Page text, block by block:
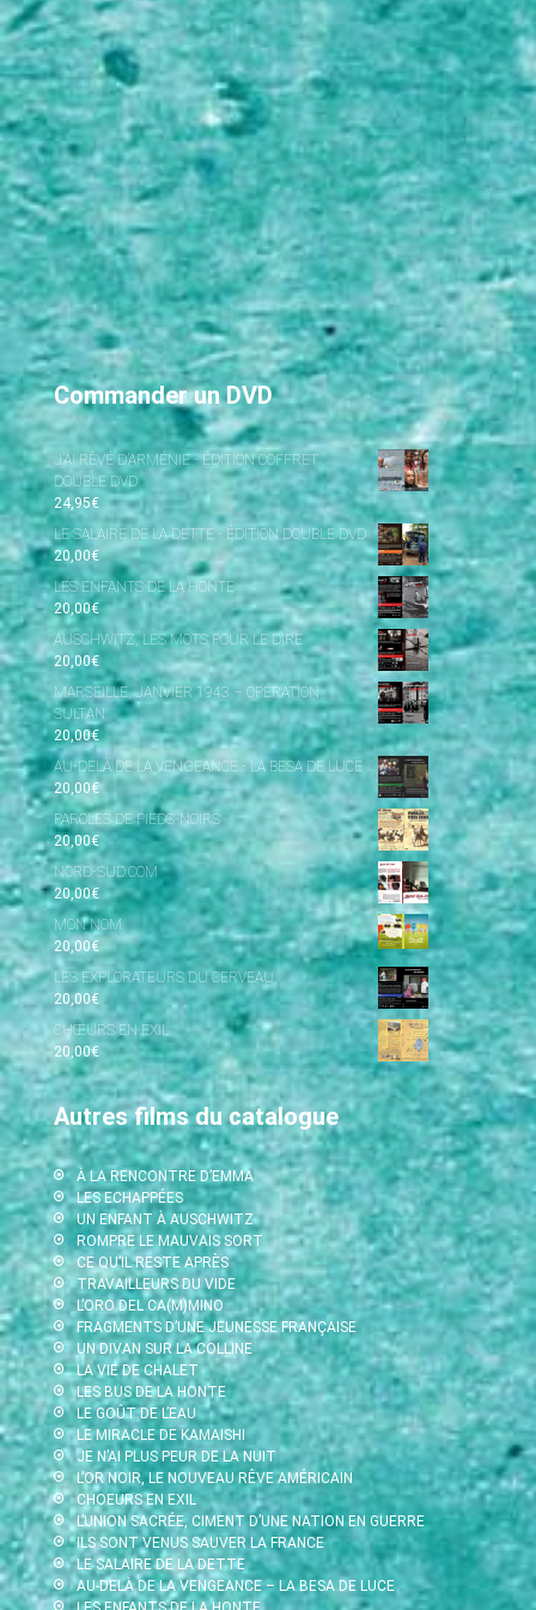
Commander un DVD
J’AI RÊVÉ D’ARMÉNIE - ÉDITION COFFRET
DOUBLE DVD
24,95€
LE SALAIRE DE LA DETTE - ÉDITION DOUBLE DVD
20,00€
LES ENFANTS DE LA HONTE
20,00€
AUSCHWITZ, LES MOTS POUR LE DIRE
20,00€
MARSEILLE, JANVIER 1943 – OPÉRATION
SULTAN
20,00€
AU-DELÀ DE LA VENGEANCE - LA BESA DE LUCE
20,00€
PAROLES DE PIEDS-NOIRS
20,00€
NORD-SUD.COM
20,00€
MON NOM
20,00€
LES EXPLORATEURS DU CERVEAU
20,00€
CHŒURS EN EXIL
20,00€
Autres films du catalogue
À LA RENCONTRE D’EMMA
LES ECHAPPÉES
UN ENFANT À AUSCHWITZ
ROMPRE LE MAUVAIS SORT
CE QU’IL RESTE APRÈS
TRAVAILLEURS DU VIDE
L’ORO DEL CA(M)MINO
FRAGMENTS D’UNE JEUNESSE FRANÇAISE
UN DIVAN SUR LA COLLINE
LA VIE DE CHALET
LES BUS DE LA HONTE
LE GOÛT DE L’EAU
LE MIRACLE DE KAMAISHI
JE N’AI PLUS PEUR DE LA NUIT
L’OR NOIR, LE NOUVEAU RÊVE AMÉRICAIN
CHOEURS EN EXIL
L’UNION SACRÉE, CIMENT D’UNE NATION EN GUERRE
ILS SONT VENUS SAUVER LA FRANCE
LE SALAIRE DE LA DETTE
AU-DELÀ DE LA VENGEANCE – LA BESA DE LUCE